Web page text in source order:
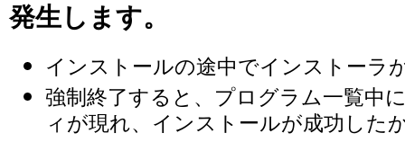
発生します。
インストールの途中でインストーラ
強制終了すると、プログラム一覧中
ィが現れ、インストールが成功した